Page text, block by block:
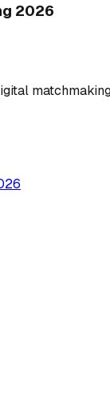
2026